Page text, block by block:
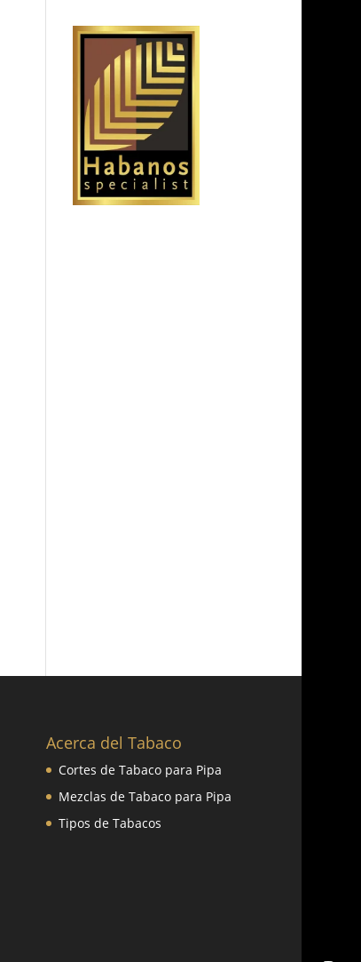
Acerca del Tabaco
Cortes de Tabaco para Pipa
Mezclas de Tabaco para Pipa
Tipos de Tabacos